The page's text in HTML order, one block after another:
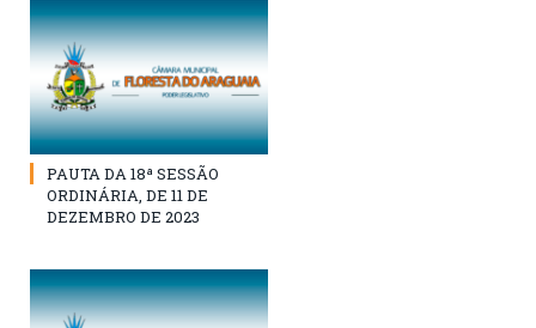
PAUTA DA 18ª SESSÃO
ORDINÁRIA, DE 11 DE
DEZEMBRO DE 2023